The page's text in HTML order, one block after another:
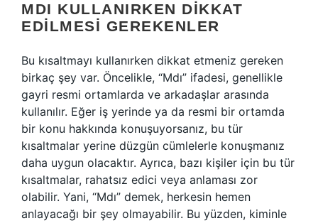
MDI KULLANIRKEN DIKKAT
EDILMESI GEREKENLER
Bu kısaltmayı kullanırken dikkat etmeniz gereken
birkaç şey var. Öncelikle, “Mdı” ifadesi, genellikle
gayri resmi ortamlarda ve arkadaşlar arasında
kullanılır. Eğer iş yerinde ya da resmi bir ortamda
bir konu hakkında konuşuyorsanız, bu tür
kısaltmalar yerine düzgün cümlelerle konuşmanız
daha uygun olacaktır. Ayrıca, bazı kişiler için bu tür
kısaltmalar, rahatsız edici veya anlaması zor
olabilir. Yani, “Mdı” demek, herkesin hemen
anlayacağı bir şey olmayabilir. Bu yüzden, kiminle